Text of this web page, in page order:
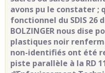
avons pu le constater ;
fonctionnel du SDIS 26
BOLZINGER nous dise
plastiques noir
non-identifiés ont été
piste parallèle à la RD